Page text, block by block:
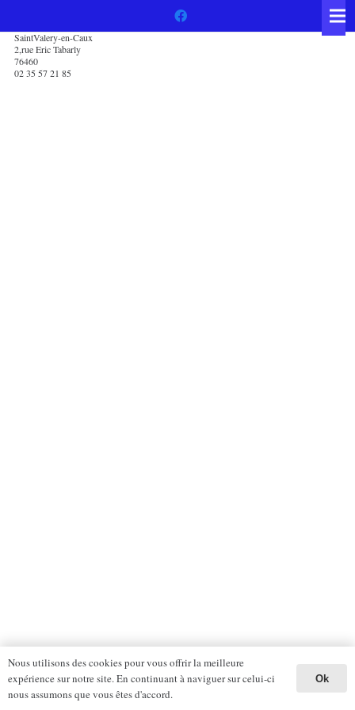
SaintValery-en-Caux
2,rue Eric Tabarly
76460
02 35 57 21 85
Nous utilisons des cookies pour vous offrir la meilleure
expérience sur notre site. En continuant à naviguer sur celui-ci
nous assumons que vous êtes d'accord.
Ok